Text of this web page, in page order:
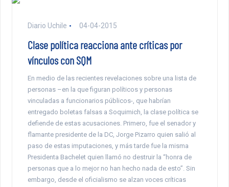
Diario Uchile 04-04-2015
Clase política reacciona ante críticas por
vínculos con SQM
En medio de las recientes revelaciones sobre una lista de
personas –en la que figuran políticos y personas
vinculadas a funcionarios públicos-, que habrían
entregado boletas falsas a Soquimich, la clase política se
defiende de estas acusaciones. Primero, fue el senador y
flamante presidente de la DC, Jorge Pizarro quien salió al
paso de estas imputaciones, y más tarde fue la misma
Presidenta Bachelet quien llamó no destruir la “honra de
personas que a lo mejor no han hecho nada de esto”. Sin
embargo, desde el oficialismo se alzan voces críticas